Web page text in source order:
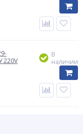
220V
В
наличии